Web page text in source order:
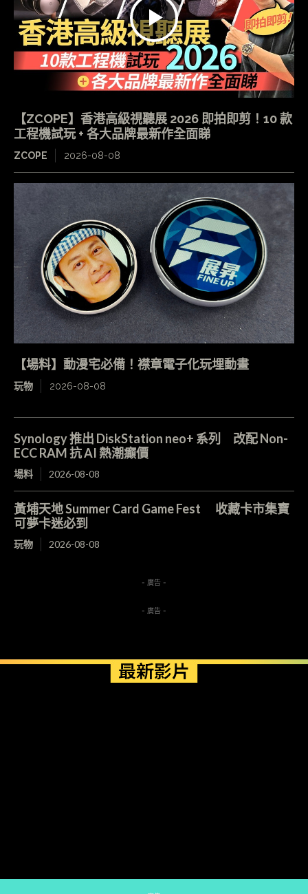
【ZCOPE】香港高級視聽展 2026 即拍即剪！10 款
工程機試玩 + 各大品牌最新作全面睇
ZCOPE 2026-08-08
【場料】動漫宅必備！襟章電子化玩埋動畫
玩物 2026-08-08
Synology 推出 DiskStation neo+ 系列 改配 Non-
ECC RAM 抗 AI 熱潮癲價
場料 2026-08-08
黃埔天地 Summer Card Game Fest 收藏卡市集寶
可夢卡迷必到
玩物 2026-08-08
- 廣告 -
- 廣告 -
最新影片